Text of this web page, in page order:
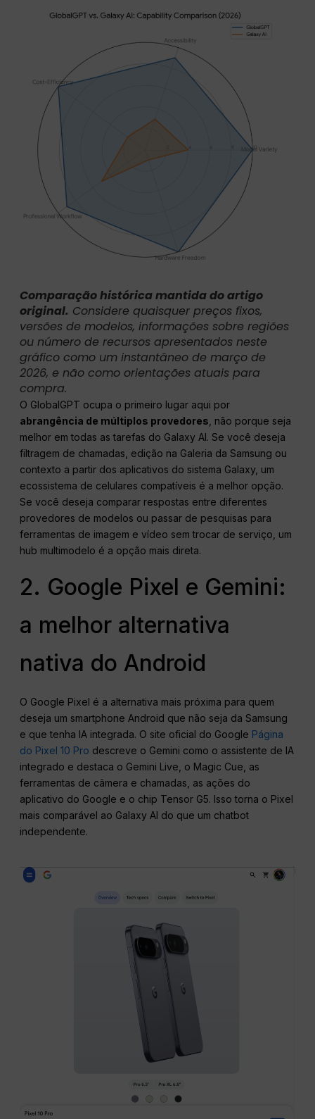
Comparação histórica mantida do artigo
original. Considere quaisquer preços fixos,
versões de modelos, informações sobre regiões
ou número de recursos apresentados neste
gráfico como um instantâneo de março de
2026, e não como orientações atuais para
compra.
O GlobalGPT ocupa o primeiro lugar aqui por
abrangência de múltiplos provedores , não porque seja
melhor em todas as tarefas do Galaxy AI. Se você deseja
filtragem de chamadas, edição na Galeria da Samsung ou
contexto a partir dos aplicativos do sistema Galaxy, um
ecossistema de celulares compatíveis é a melhor opção.
Se você deseja comparar respostas entre diferentes
provedores de modelos ou passar de pesquisas para
ferramentas de imagem e vídeo sem trocar de serviço, um
hub multimodelo é a opção mais direta.
2. Google Pixel e Gemini:
a melhor alternativa
nativa do Android
O Google Pixel é a alternativa mais próxima para quem
deseja um smartphone Android que não seja da Samsung
e que tenha IA integrada. O site oficial do Google Página
do Pixel 10 Pro descreve o Gemini como o assistente de IA
integrado e destaca o Gemini Live, o Magic Cue, as
ferramentas de câmera e chamadas, as ações do
aplicativo do Google e o chip Tensor G5. Isso torna o Pixel
mais comparável ao Galaxy AI do que um chatbot
independente.